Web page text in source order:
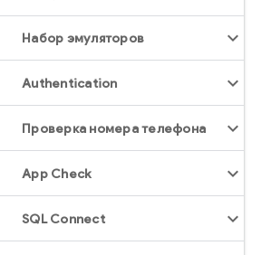
Набор эмуляторов
Authentication
Проверка номера телефона
App Check
SQL Connect